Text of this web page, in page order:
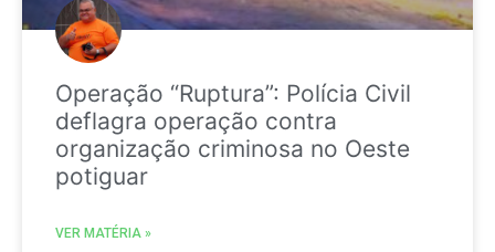
Operação “Ruptura”: Polícia Civil
deflagra operação contra
organização criminosa no Oeste
potiguar
VER MATÉRIA »